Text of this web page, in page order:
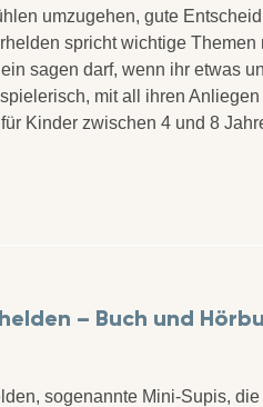
umzugehen, gute
spricht wichtige
sagen darf, wenn ihr etwas
mit all ihren
Kinder zwischen 4 und 8
– Buch und
sogenannte Mini-Supis,